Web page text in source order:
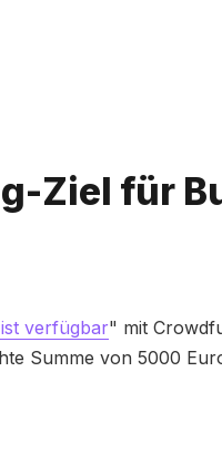
Ziel für
verfügbar" mit
Summe von 5000